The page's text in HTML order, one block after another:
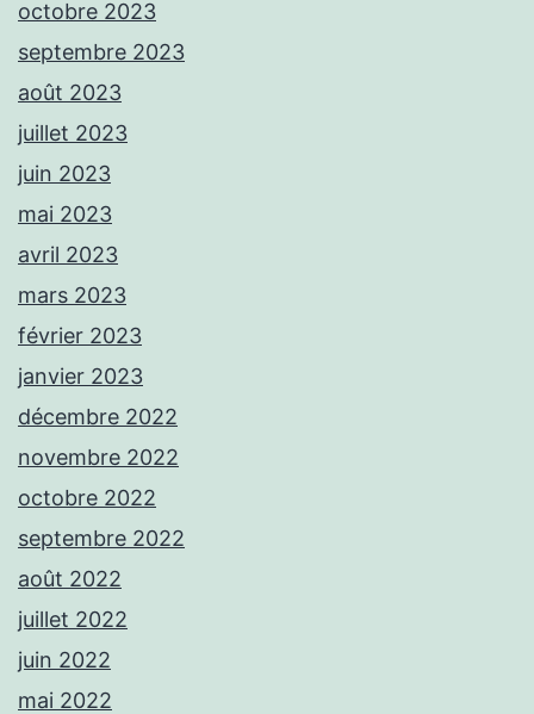
octobre 2023
septembre 2023
août 2023
juillet 2023
juin 2023
mai 2023
avril 2023
mars 2023
février 2023
janvier 2023
décembre 2022
novembre 2022
octobre 2022
septembre 2022
août 2022
juillet 2022
juin 2022
mai 2022